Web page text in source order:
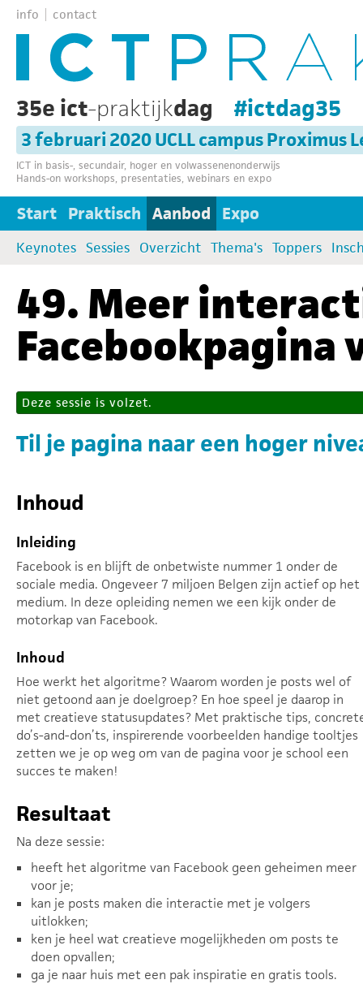
info contact
35e ict-praktijkdag #ictdag35
3 februari 2020 UCLL campus Proximus
ICT in basis-, secundair, hoger en volwassenenonderwijs
Hands-on workshops, presentaties, webinars en expo
Start Praktisch Aanbod Expo
Keynotes Sessies Overzicht Thema's Toppers
49. Meer
Facebookpagina
Deze sessie is volzet.
Til je pagina naar een hoger
Inhoud
Inleiding
Facebook is en blijft de onbetwiste nummer 1 onder de
sociale media. Ongeveer 7 miljoen Belgen zijn actief op het
medium. In deze opleiding nemen we een kijk onder de
motorkap van Facebook.
Inhoud
Hoe werkt het algoritme? Waarom worden je posts wel of
niet getoond aan je doelgroep? En hoe speel je daarop in
met creatieve statusupdates? Met praktische tips,
do’s-and-don’ts, inspirerende voorbeelden handige tooltjes
zetten we je op weg om van de pagina voor je school een
succes te maken!
Resultaat
Na deze sessie:
heeft het algoritme van Facebook geen geheimen meer
voor je;
kan je posts maken die interactie met je volgers
uitlokken;
ken je heel wat creatieve mogelijkheden om posts te
doen opvallen;
ga je naar huis met een pak inspiratie en gratis tools.